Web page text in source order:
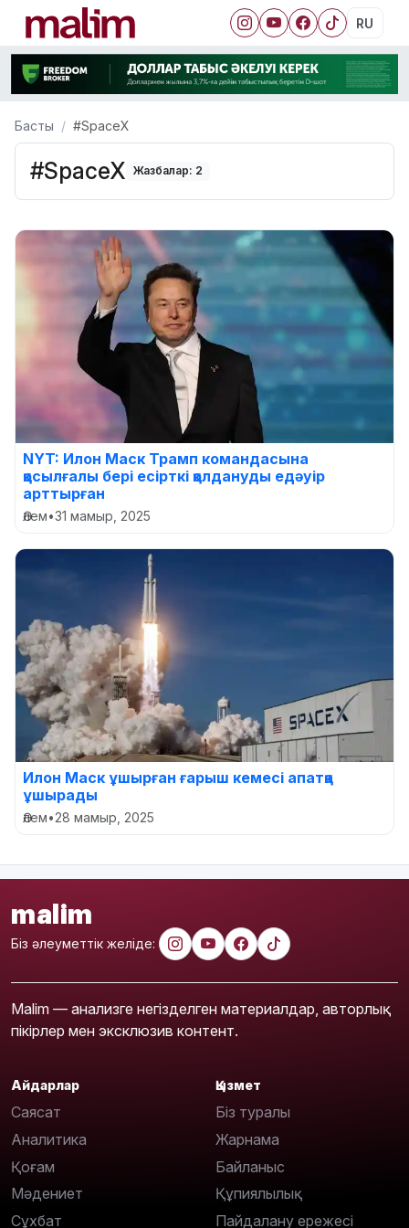
RU
Басты #SpaceX
#SpaceX Жазбалар: 2
NYT: Илон Маск Трамп командасына
қосылғалы бері есірткі қолдануды едәуір
арттырған
Әлем•31 мамыр, 2025
Илон Маск ұшырған ғарыш кемесі апатқа
ұшырады
Әлем•28 мамыр, 2025
malim
Біз әлеуметтік желіде:
Malim — анализге негізделген материалдар, авторлық
пікірлер мен эксклюзив контент.
Айдарлар
Саясат
Аналитика
Қоғам
Мәдениет
Сұхбат
Қызмет
Біз туралы
Жарнама
Байланыс
Құпиялылық
Пайдалану ережесі